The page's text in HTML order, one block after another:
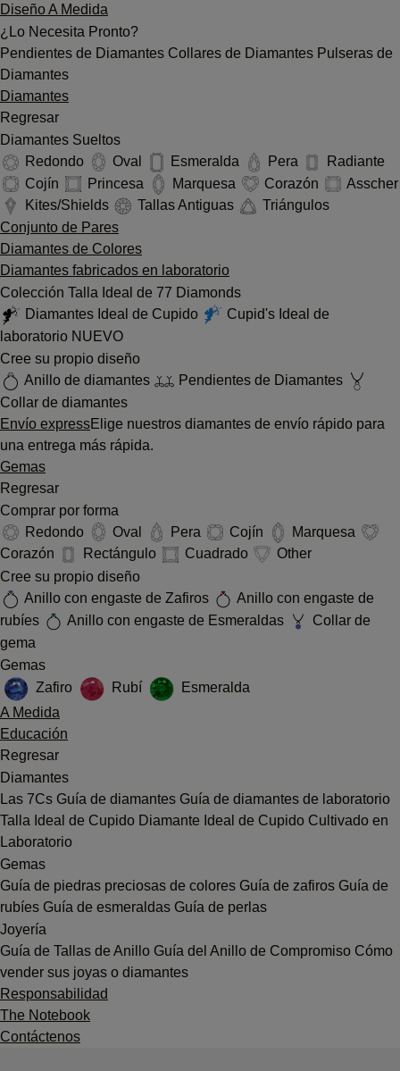
Diseño A Medida
¿Lo Necesita Pronto?
Pendientes de Diamantes Collares de Diamantes Pulseras de
Diamantes
Diamantes
Regresar
Diamantes Sueltos
Redondo
Oval Esmeralda Pera
Radiante
Cojín
Princesa Marquesa Corazón
Asscher
Kites/Shields
Tallas Antiguas
Triángulos
Conjunto de Pares
Diamantes de Colores
Diamantes fabricados en laboratorio
Colección Talla Ideal de 77 Diamonds
Diamantes Ideal de Cupido
Cupid's Ideal de
laboratorio NUEVO
Cree su propio diseño
Anillo de diamantes
Pendientes de Diamantes
Collar de diamantes
Envío expressElige nuestros diamantes de envío rápido para
una entrega más rápida.
Gemas
Regresar
Comprar por forma
Redondo
Oval Pera Cojín
Marquesa
Corazón
Rectángulo Cuadrado
Other
Cree su propio diseño
Anillo con engaste de Zafiros
Anillo con engaste de
rubíes
Anillo con engaste de Esmeraldas
Collar de
gema
Gemas
Zafiro
Rubí
Esmeralda
A Medida
Educación
Regresar
Diamantes
Las 7Cs Guía de diamantes Guía de diamantes de laboratorio
Talla Ideal de Cupido Diamante Ideal de Cupido Cultivado en
Laboratorio
Gemas
Guía de piedras preciosas de colores Guía de zafiros Guía de
rubíes Guía de esmeraldas Guía de perlas
Joyería
Guía de Tallas de Anillo Guía del Anillo de Compromiso Cómo
vender sus joyas o diamantes
Responsabilidad
The Notebook
Contáctenos